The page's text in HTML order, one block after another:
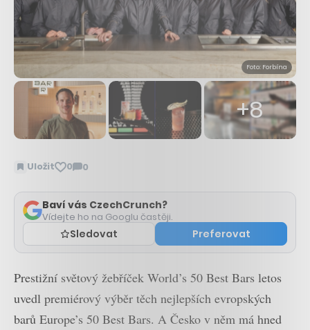
Foto: Forbína
+8
Uložit 0 0
Zobrazit
Baví vás CzechCrunch?
Vídejte ho na Googlu častěji.
Sledovat Preferovat
Prestižní světový žebříček World’s 50 Best Bars letos
uvedl premiérový výběr těch nejlepších evropských
barů Europe’s 50 Best Bars. A Česko v něm má hned